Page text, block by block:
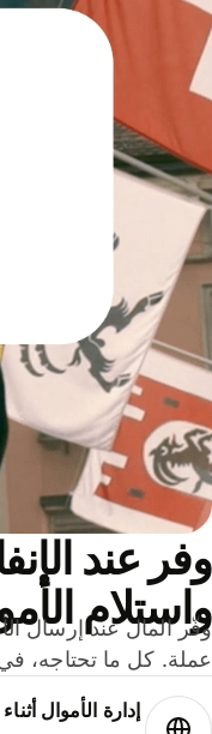
عند
كل ما تحتاجه، في
إدارة الأموال أثناء